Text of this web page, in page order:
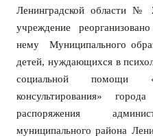
Ленинградской области №
учреждение
нему Муниципального
детей, нуждающихся в
социальной помощи
консультирования»
распоряжения
муниципального района